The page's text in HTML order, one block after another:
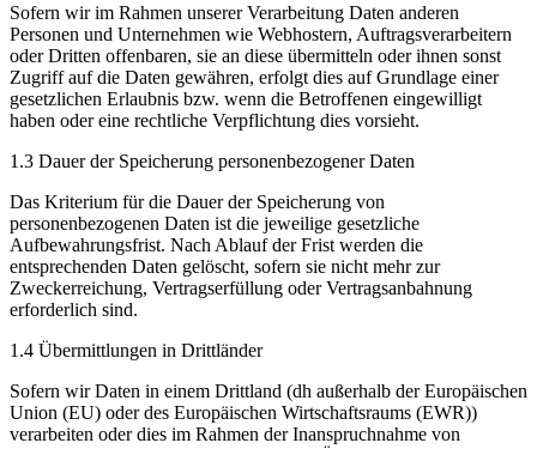
Sofern wir im Rahmen unserer Verarbeitung Daten anderen
Personen und Unternehmen wie Webhostern, Auftragsverarbeitern
oder Dritten offenbaren, sie an diese übermitteln oder ihnen sonst
Zugriff auf die Daten gewähren, erfolgt dies auf Grundlage einer
gesetzlichen Erlaubnis bzw. wenn die Betroffenen eingewilligt
haben oder eine rechtliche Verpflichtung dies vorsieht.
1.3 Dauer der Speicherung personenbezogener Daten
Das Kriterium für die Dauer der Speicherung von
personenbezogenen Daten ist die jeweilige gesetzliche
Aufbewahrungsfrist. Nach Ablauf der Frist werden die
entsprechenden Daten gelöscht, sofern sie nicht mehr zur
Zweckerreichung, Vertragserfüllung oder Vertragsanbahnung
erforderlich sind.
1.4 Übermittlungen in Drittländer
Sofern wir Daten in einem Drittland (dh außerhalb der Europäischen
Union (EU) oder des Europäischen Wirtschaftsraums (EWR))
verarbeiten oder dies im Rahmen der Inanspruchnahme von